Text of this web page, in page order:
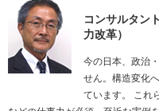
コンサルタン
力改革）
今の日本、政治
せん。構造変化
ています。 これ